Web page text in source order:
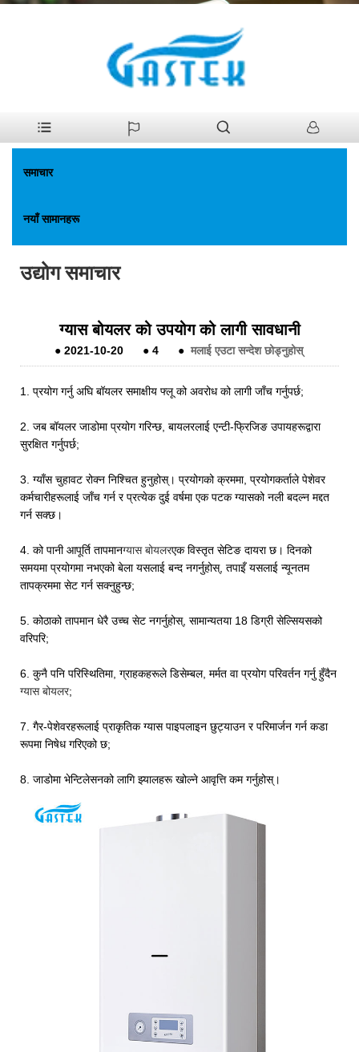
समाचार
नयाँ सामानहरू
उद्योग समाचार
ग्यास बोयलर को उपयोग को लागी सावधानी
●2021-10-20 ●4 ● मलाई एउटा सन्देश छोड्नुहोस्
1. प्रयोग गर्नु अघि बॉयलर समाक्षीय फ्लू को अवरोध को लागी जाँच गर्नुपर्छ;
2. जब बॉयलर जाडोमा प्रयोग गरिन्छ, बायलरलाई एन्टी-फ्रिजिङ उपायहरूद्वारा
सुरक्षित गर्नुपर्छ;
3. ग्याँस चुहावट रोक्न निश्चित हुनुहोस्। प्रयोगको क्रममा, प्रयोगकर्ताले पेशेवर
कर्मचारीहरूलाई जाँच गर्न र प्रत्येक दुई वर्षमा एक पटक ग्यासको नली बदल्न मद्दत
गर्न सक्छ।
4. को पानी आपूर्ति तापमानग्यास बोयलरएक विस्तृत सेटिङ दायरा छ। दिनको
समयमा प्रयोगमा नभएको बेला यसलाई बन्द नगर्नुहोस्, तपाइँ यसलाई न्यूनतम
तापक्रममा सेट गर्न सक्नुहुन्छ;
5. कोठाको तापमान धेरै उच्च सेट नगर्नुहोस्, सामान्यतया 18 डिग्री सेल्सियसको
वरिपरि;
6. कुनै पनि परिस्थितिमा, ग्राहकहरूले डिसेम्बल, मर्मत वा प्रयोग परिवर्तन गर्नु हुँदैन
ग्यास बोयलर;
7. गैर-पेशेवरहरूलाई प्राकृतिक ग्यास पाइपलाइन छुट्याउन र परिमार्जन गर्न कडा
रूपमा निषेध गरिएको छ;
8. जाडोमा भेन्टिलेसनको लागि झ्यालहरू खोल्ने आवृत्ति कम गर्नुहोस्।